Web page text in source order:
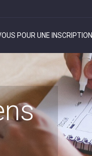
POUR UNE INSCRIPTION